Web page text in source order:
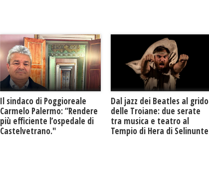
Il sindaco di Poggioreale
Carmelo Palermo: “Rendere
più efficiente l’ospedale di
Castelvetrano."
Dal jazz dei Beatles al grido
delle Troiane: due serate
tra musica e teatro al
Tempio di Hera di Selinunte